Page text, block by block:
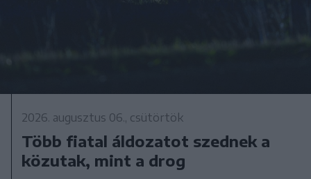
2026. augusztus 06., csütörtök
Több fiatal áldozatot szednek a
közutak, mint a drog